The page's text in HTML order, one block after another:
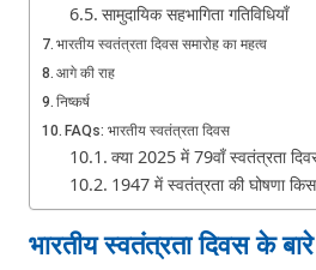
सामुदायिक सहभागिता गतिविधियाँ
भारतीय स्वतंत्रता दिवस समारोह का महत्व
आगे की राह
निष्कर्ष
FAQs: भारतीय स्वतंत्रता दिवस
क्या 2025 में 79वाँ स्वतंत्रता
1947 में स्वतंत्रता की घोषणा
1947 में पहली बार भारतीय ध्वज
79वें स्वतंत्रता दिवस का विषय
भारतीय स्वतंत्रता दिवस के